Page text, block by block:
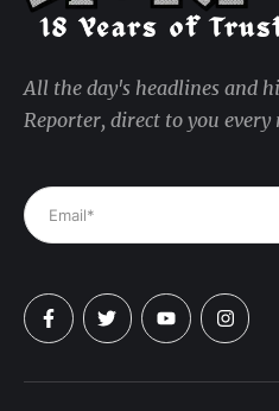
All the day's headlines and
Reporter, direct to you